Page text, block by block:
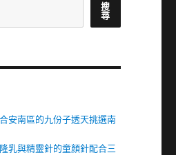
搜
尋
安南區的九份子透天挑選南
乳與精靈針的童顏針配合三